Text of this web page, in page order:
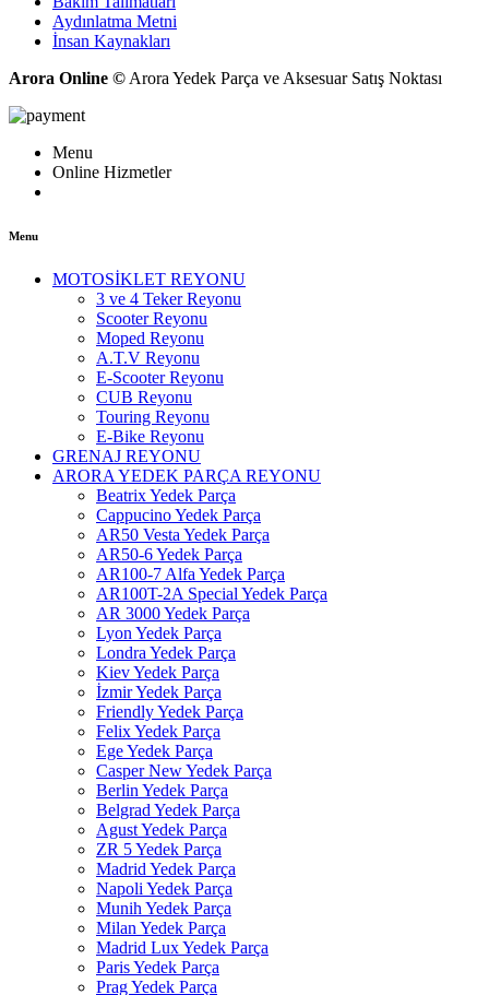
Aydınlatma Metni
İnsan Kaynakları
Arora Online © Arora Yedek Parça ve Aksesuar Satış Noktası
Menu
Online Hizmetler
Menu
MOTOSİKLET REYONU
3 ve 4 Teker Reyonu
Scooter Reyonu
Moped Reyonu
A.T.V Reyonu
E-Scooter Reyonu
CUB Reyonu
Touring Reyonu
E-Bike Reyonu
GRENAJ REYONU
ARORA YEDEK PARÇA REYONU
Beatrix Yedek Parça
Cappucino Yedek Parça
AR50 Vesta Yedek Parça
AR50-6 Yedek Parça
AR100-7 Alfa Yedek Parça
AR100T-2A Special Yedek Parça
AR 3000 Yedek Parça
Lyon Yedek Parça
Londra Yedek Parça
Kiev Yedek Parça
İzmir Yedek Parça
Friendly Yedek Parça
Felix Yedek Parça
Ege Yedek Parça
Casper New Yedek Parça
Berlin Yedek Parça
Belgrad Yedek Parça
Agust Yedek Parça
ZR 5 Yedek Parça
Madrid Yedek Parça
Napoli Yedek Parça
Munih Yedek Parça
Milan Yedek Parça
Madrid Lux Yedek Parça
Paris Yedek Parça
Prag Yedek Parça